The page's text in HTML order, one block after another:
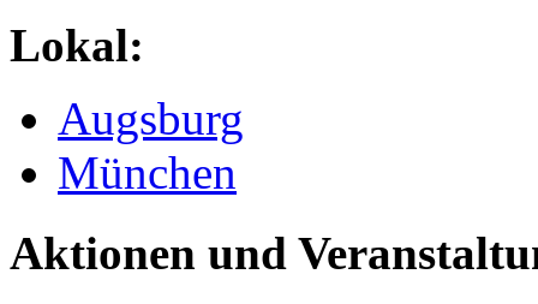
Lokal:
Augsburg
München
Aktionen und